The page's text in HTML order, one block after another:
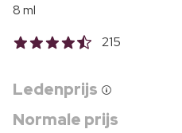
8 ml
215
Ledenprijs
Normale prijs